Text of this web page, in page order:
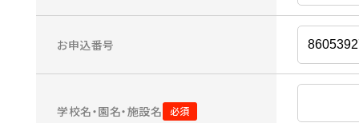
お申込番号
学校名・園名・施設名